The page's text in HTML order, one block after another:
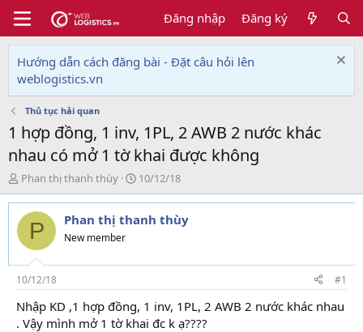
Đăng nhập Đăng ký
Hướng dẫn cách đăng bài - Đặt câu hỏi lên
weblogistics.vn
Thủ tục hải quan
1 hợp đồng, 1 inv, 1PL, 2 AWB 2 nước khác
nhau có mở 1 tờ khai được không
T
h
r
e
d
s
t
a
r
t
Phan thị thanh thùy
N
g
à
y
i
10/12/18
P Phan thị thanh thùy
New member
10/12/18 #1
Nhập KD ,1 hợp đồng, 1 inv, 1PL, 2 AWB 2 nước khác nhau
. Vậy mình mở 1 tờ khai đc k ạ????